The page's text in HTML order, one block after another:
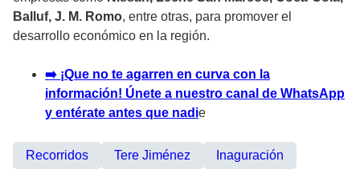
Balluf, J. M. Romo, entre otras, para promover el
desarrollo económico en la región.
➡️ ¡Que no te agarren en curva con la
información! Únete a nuestro canal de WhatsApp
y entérate antes que nadie
Recorridos Tere Jiménez Inaguración